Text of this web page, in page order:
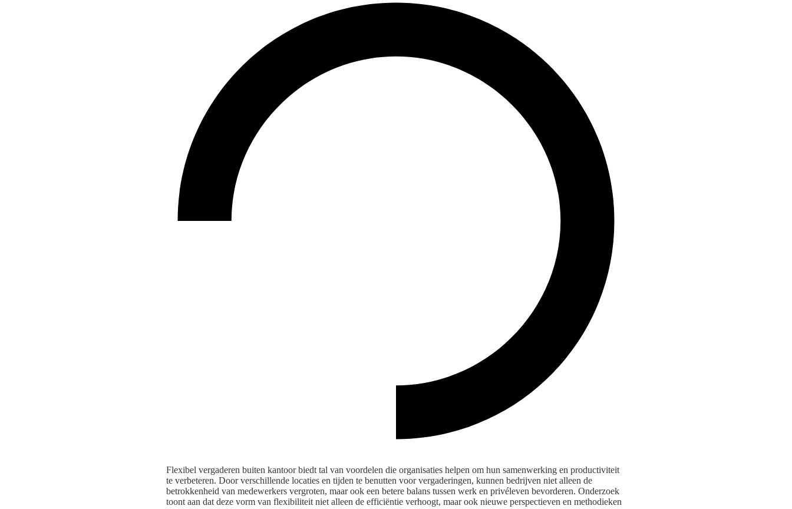
Flexibel vergaderen buiten kantoor biedt tal van voordelen die organisaties helpen om hun samenwerking en productiviteit
te verbeteren. Door verschillende locaties en tijden te benutten voor vergaderingen, kunnen bedrijven niet alleen de
betrokkenheid van medewerkers vergroten, maar ook een betere balans tussen werk en privéleven bevorderen. Onderzoek
toont aan dat deze vorm van flexibiliteit niet alleen de efficiëntie verhoogt, maar ook nieuwe perspectieven en methodieken